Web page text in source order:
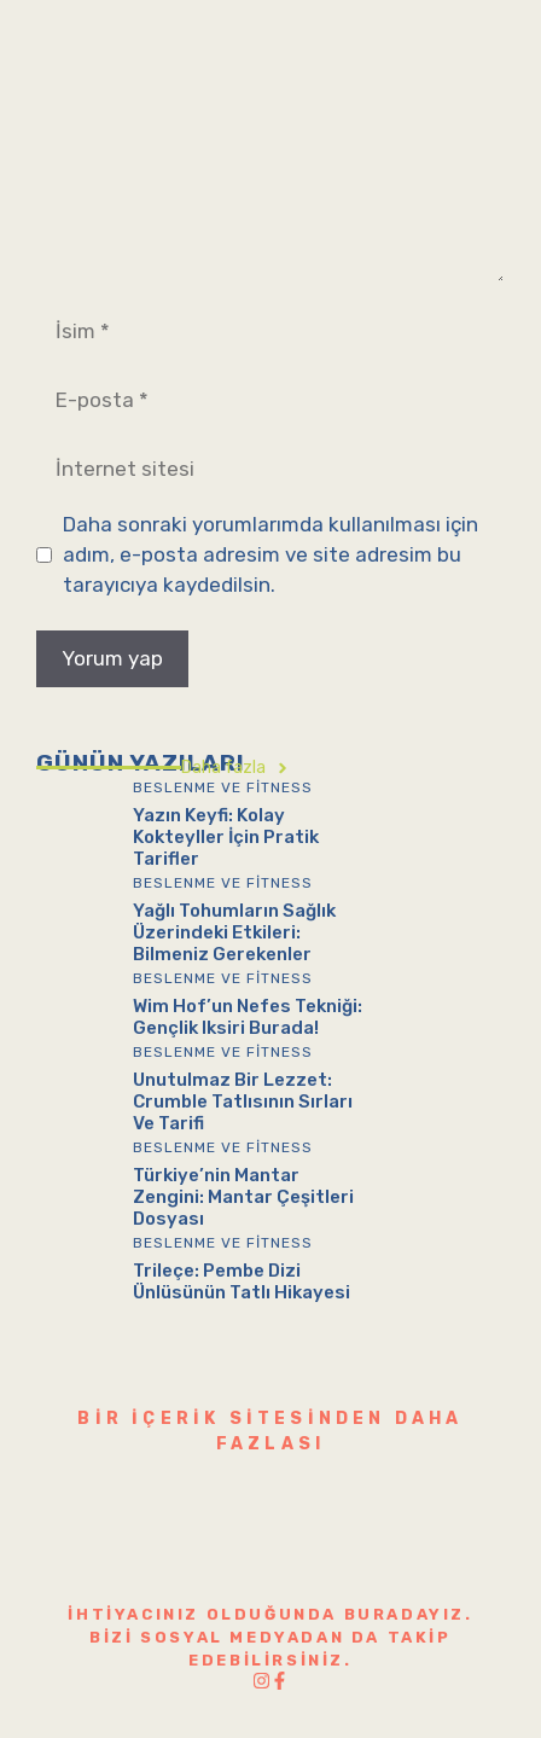
İsim
posta
İnternet
sitesi
Daha sonraki yorumlarımda kullanılması için
adım, e-posta adresim ve site adresim bu
tarayıcıya kaydedilsin.
GÜNÜN YAZILARI
Daha fazla
BESLENME VE FITNESS
Yazın Keyfi: Kolay
Kokteyller İçin Pratik
Tarifler
BESLENME VE FITNESS
Yağlı Tohumların Sağlık
Üzerindeki Etkileri:
Bilmeniz Gerekenler
BESLENME VE FITNESS
Wim Hof’un Nefes Tekniği:
Gençlik Iksiri Burada!
BESLENME VE FITNESS
Unutulmaz Bir Lezzet:
Crumble Tatlısının Sırları
Ve Tarifi
BESLENME VE FITNESS
Türkiye’nin Mantar
Zengini: Mantar Çeşitleri
Dosyası
BESLENME VE FITNESS
Trileçe: Pembe Dizi
Ünlüsünün Tatlı Hikayesi
BIR IÇERIK SITESINDEN DAHA
FAZLASI
İHTIYACINIZ OLDUĞUNDA BURADAYIZ.
BIZI SOSYAL MEDYADAN DA TAKIP
EDEBILIRSINIZ.